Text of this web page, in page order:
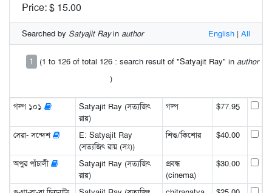
Price: $ 15.00
Searched by Satyajit Rayin author English | All
1 (1 to 126 of total 126 : search result of "Satyajit Ray" in author
)
গল্প ১০১
Satyajit Ray (সত্যজিৎ
রায়)
গল্প $77.95
সেরা- সন্দেশ
E: Satyajit Ray
(সত্যজিৎ রায় (সঃ))
শিশু/কিশোর $40.00
অপুর পাঁচালী
Satyajit Ray (সত্যজিৎ
রায়)
প্রবন্ধ
(cinema)
$30.00